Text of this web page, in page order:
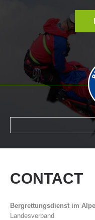
CONTACT
Bergrettungsdienst im
Landesverband